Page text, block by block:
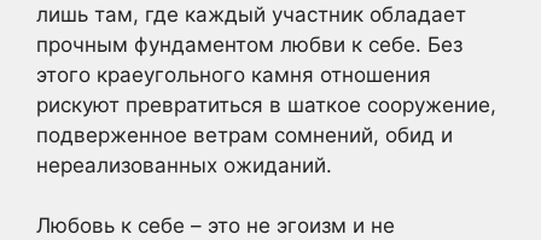
лишь там, где каждый участник обладает
прочным фундаментом любви к себе. Без
этого краеугольного камня отношения
рискуют превратиться в шаткое сооружение,
подверженное ветрам сомнений, обид и
нереализованных ожиданий.
Любовь к себе – это не эгоизм и не